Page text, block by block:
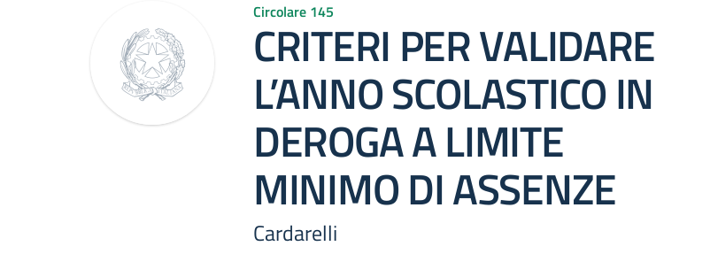
Circolare 145
CRITERI PER VALIDARE
L’ANNO SCOLASTICO IN
DEROGA A LIMITE
MINIMO DI ASSENZE
Cardarelli